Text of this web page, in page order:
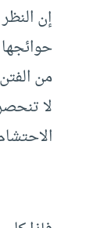
إن
من
لا